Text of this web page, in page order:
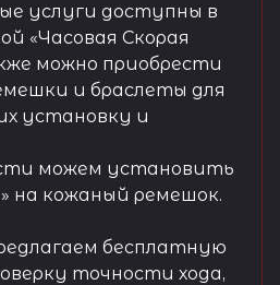
услуги доступны в
«Часовая Скорая
можно приобрести
и браслеты для
установку и
можем установить
на кожаный ремешок.
бесплатную
точности хода,